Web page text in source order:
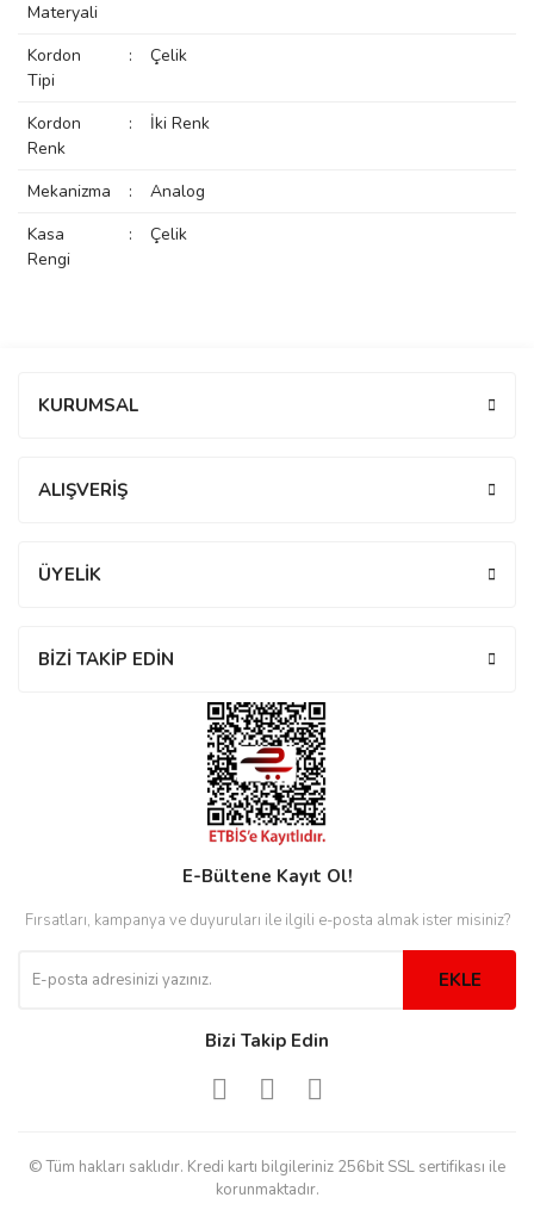
Materyali
Kordon
Tipi
: Çelik
Kordon
Renk
: İki Renk
Mekanizma :
Analog
Kasa
Rengi
: Çelik
KURUMSAL
ALIŞVERİŞ
ÜYELİK
BİZİ TAKİP EDİN
E-Bültene Kayıt Ol!
Fırsatları, kampanya ve duyuruları ile ilgili e-posta almak ister misiniz?
EKLE
Bizi Takip Edin
© Tüm hakları saklıdır. Kredi kartı bilgileriniz 256bit SSL sertifikası ile
korunmaktadır.